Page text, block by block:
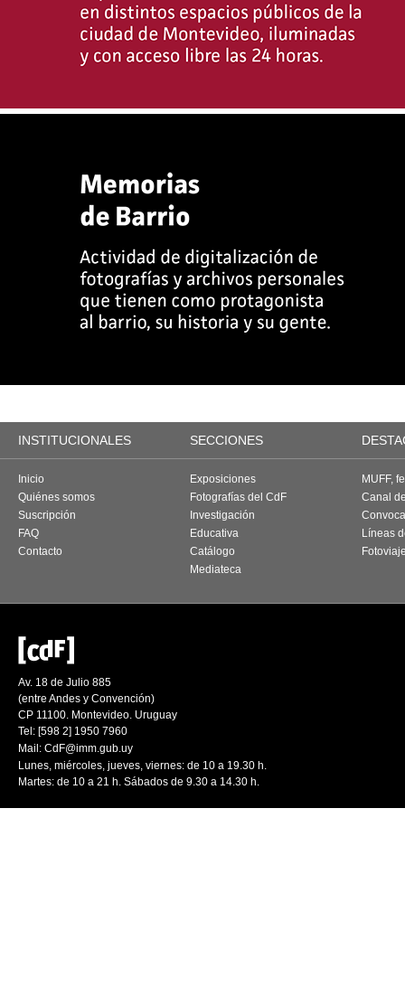
INSTITUCIONALES SECCIONES
Inicio
Quiénes somos
Suscripción
FAQ
Contacto
Exposiciones
Fotografías del CdF
Investigación
Educativa
Catálogo
Mediateca
MUFF,
Canal
Líneas
Av. 18 de Julio 885
(entre Andes y Convención)
CP 11100. Montevideo. Uruguay
Tel: [598 2] 1950 7960
Mail: CdF@imm.gub.uy
Lunes, miércoles, jueves, viernes: de 10 a 19.30 h.
Martes: de 10 a 21 h. Sábados de 9.30 a 14.30 h.